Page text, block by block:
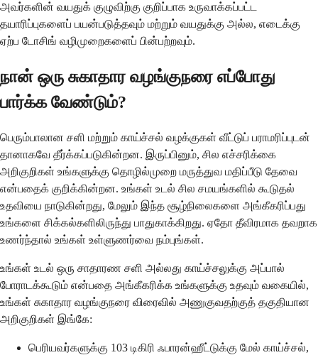
அவர்களின் வயதுக் குழுவிற்கு குறிப்பாக உருவாக்கப்பட்ட
தயாரிப்புகளைப் பயன்படுத்தவும் மற்றும் வயதுக்கு அல்ல, எடைக்கு
ஏற்ப டோசிங் வழிமுறைகளைப் பின்பற்றவும்.
நான் ஒரு சுகாதார வழங்குநரை எப்போது
பார்க்க வேண்டும்?
பெரும்பாலான சளி மற்றும் காய்ச்சல் வழக்குகள் வீட்டுப் பராமரிப்புடன்
தானாகவே தீர்க்கப்படுகின்றன. இருப்பினும், சில எச்சரிக்கை
அறிகுறிகள் உங்களுக்கு தொழில்முறை மருத்துவ மதிப்பீடு தேவை
என்பதைக் குறிக்கின்றன. உங்கள் உடல் சில சமயங்களில் கூடுதல்
உதவியை நாடுகின்றது, மேலும் இந்த சூழ்நிலைகளை அங்கீகரிப்பது
உங்களை சிக்கல்களிலிருந்து பாதுகாக்கிறது. ஏதோ தீவிரமாக தவறாக
உணர்ந்தால் உங்கள் உள்ளுணர்வை நம்புங்கள்.
உங்கள் உடல் ஒரு சாதாரண சளி அல்லது காய்ச்சலுக்கு அப்பால்
போராடக்கூடும் என்பதை அங்கீகரிக்க உங்களுக்கு உதவும் வகையில்,
உங்கள் சுகாதார வழங்குநரை விரைவில் அணுகுவதற்குத் தகுதியான
அறிகுறிகள் இங்கே:
பெரியவர்களுக்கு 103 டிகிரி ஃபாரன்ஹீட்டுக்கு மேல் காய்ச்சல்,